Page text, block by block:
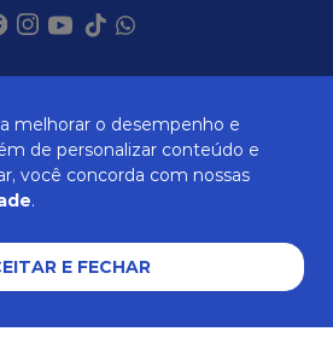
melhorar o desempenho e
de personalizar conteúdo e
você concorda com nossas
.
E FECHAR